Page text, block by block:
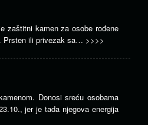
zaštitni kamen za osobe rođene
Prsten ili privezak sa… >>>>
Donosi sreću osobama
jer je tada njegova energija